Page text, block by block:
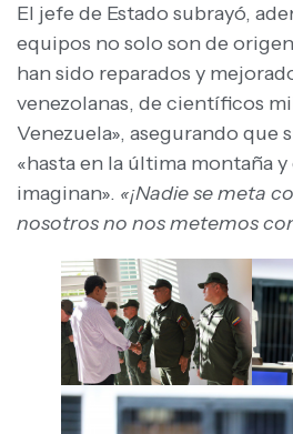
El jefe de Estado subrayó,
equipos no solo son de
han sido reparados y
venezolanas, de científicos
Venezuela», asegurando que
«hasta en la última montaña
imaginan». «¡Nadie se meta
nosotros no nos metemos